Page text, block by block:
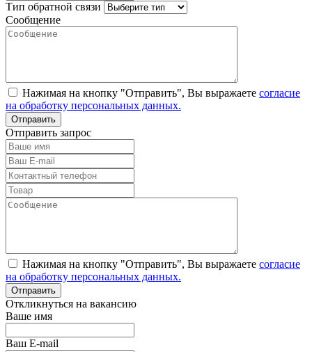
Тип обратной связи
Сообщение
Нажимая на кнопку "Отправить", Вы выражаете согласие
на обработку персональных данных.
Отправить запрос
Нажимая на кнопку "Отправить", Вы выражаете согласие
на обработку персональных данных.
Откликнуться на вакансию
Ваше имя
Ваш E-mail